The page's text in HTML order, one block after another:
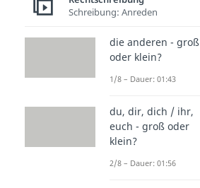
Schreibung: Anreden
die anderen - groß
oder klein?
1/8 – Dauer: 01:43
du, dir, dich / ihr,
euch - groß oder
klein?
2/8 – Dauer: 01:56